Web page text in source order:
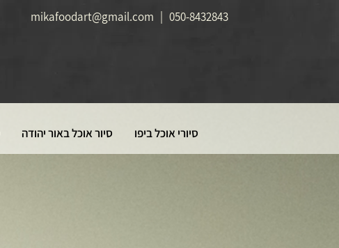
050-8432843
mikafoodart@gmail.com
סיורי אוכל ביפו סיור אוכל באור יהודה